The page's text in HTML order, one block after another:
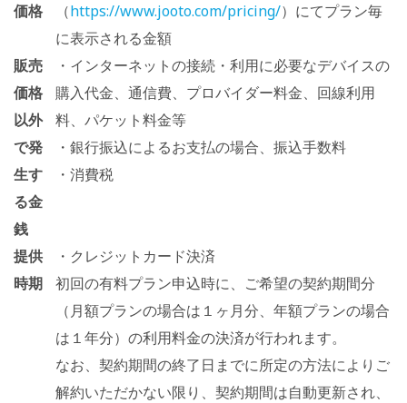
価格
（https://www.jooto.com/pricing/）にてプラン毎
に表示される金額
販売
価格
以外
で発
生す
る金
銭
・インターネットの接続・利用に必要なデバイスの
購入代金、通信費、プロバイダー料金、回線利用
料、パケット料金等
・銀行振込によるお支払の場合、振込手数料
・消費税
提供
時期
・クレジットカード決済
初回の有料プラン申込時に、ご希望の契約期間分
（月額プランの場合は１ヶ月分、年額プランの場合
は１年分）の利用料金の決済が行われます。
なお、契約期間の終了日までに所定の方法によりご
解約いただかない限り、契約期間は自動更新され、